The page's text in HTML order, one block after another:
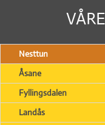
Nesttun
Åsane
Fyllingsdalen
Landås